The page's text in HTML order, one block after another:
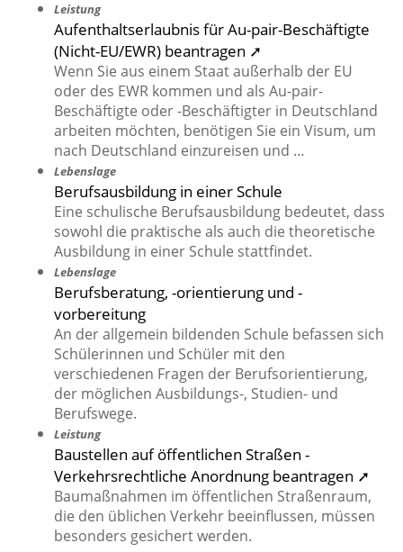
Leistung
Aufenthaltserlaubnis für Au-pair-Beschäftigte
(Nicht-EU/EWR) beantragen ➚
Wenn Sie aus einem Staat außerhalb der EU
oder des EWR kommen und als Au-pair-
Beschäftigte oder -Beschäftigter in Deutschland
arbeiten möchten, benötigen Sie ein Visum, um
nach Deutschland einzureisen und …
Lebenslage
Berufsausbildung in einer Schule
Eine schulische Berufsausbildung bedeutet, dass
sowohl die praktische als auch die theoretische
Ausbildung in einer Schule stattfindet.
Lebenslage
Berufsberatung, -orientierung und -
vorbereitung
An der allgemein bildenden Schule befassen sich
Schülerinnen und Schüler mit den
verschiedenen Fragen der Berufsorientierung,
der möglichen Ausbildungs-, Studien- und
Berufswege.
Leistung
Baustellen auf öffentlichen Straßen -
Verkehrsrechtliche Anordnung beantragen ➚
Baumaßnahmen im öffentlichen Straßenraum,
die den üblichen Verkehr beeinflussen, müssen
besonders gesichert werden.